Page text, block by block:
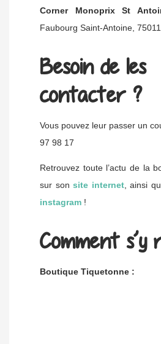
Corner Monoprix St
Faubourg Saint-Antoine,
Besoin de les
contacter ?
Vous pouvez leur passer un
97 98 17
Retrouvez toute l’actu de la
sur son site internet, ainsi
instagram !
Comment s’y
Boutique Tiquetonne :